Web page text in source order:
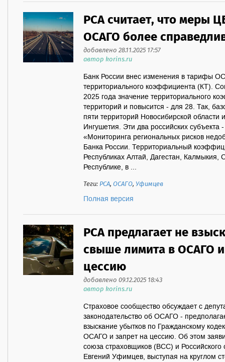
РСА считает, что меры
ОСАГО более
добавлено 28.11.2025 17:57
автор korins.ru
Банк России внес изменения в тарифы
территориального коэффициента (КТ).
2025 года значение территориального
территорий и повысится - для 28. Так,
пяти территорий Новосибирской области
Ингушетия. Эти два российских субъекта
«Мониторинга региональных рисков
Банка России. Территориальный
Республиках Алтай, Дагестан, Калмыкия,
Республике, в ...
Теги:РСА,ОСАГО, Уфимцев
Полная версия
РСА предлагает не
свыше лимита в ОСАГО и
цессию
добавлено 09.12.2025 18:43
автор korins.ru
Страховое сообщество обсуждает с
законодательство об ОСАГО -
взыскание убытков по Гражданскому
ОСАГО и запрет на цессию. Об этом
союза страховщиков (ВСС) и
Евгений Уфимцев, выступая на круглом